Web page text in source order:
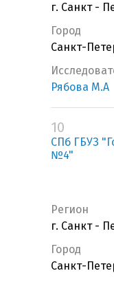
г. Санкт -
Город
Санкт-
Рябова М.А
10
СПб ГБУЗ
№4"
Регион
г. Санкт -
Город
Санкт-